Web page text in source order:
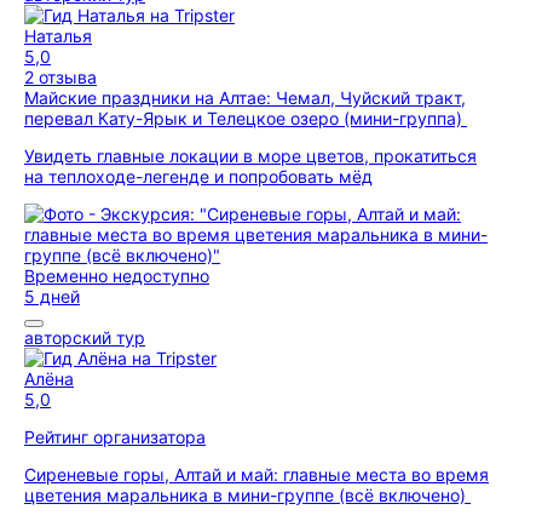
Наталья
5,0
2 отзыва
Майские праздники на Алтае: Чемал, Чуйский тракт,
перевал Кату-Ярык и Телецкое озеро (мини-группа)
Увидеть главные локации в море цветов, прокатиться
на теплоходе-легенде и попробовать мёд
Временно недоступно
5 дней
авторский тур
Алёна
5,0
Рейтинг организатора
Сиреневые горы, Алтай и май: главные места во время
цветения маральника в мини-группе (всё включено)